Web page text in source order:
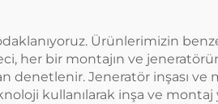
Ürünlerimizin
her bir montajın ve
denetlenir. Jeneratör inşası
kullanılarak inşa ve montaj